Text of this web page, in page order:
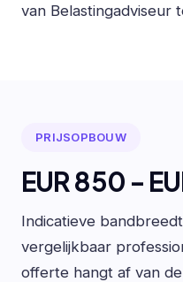
van Belastingadviseur
PRIJSOPBOUW
EUR 850 -
Indicatieve
vergelijkbaar
offerte hangt af van